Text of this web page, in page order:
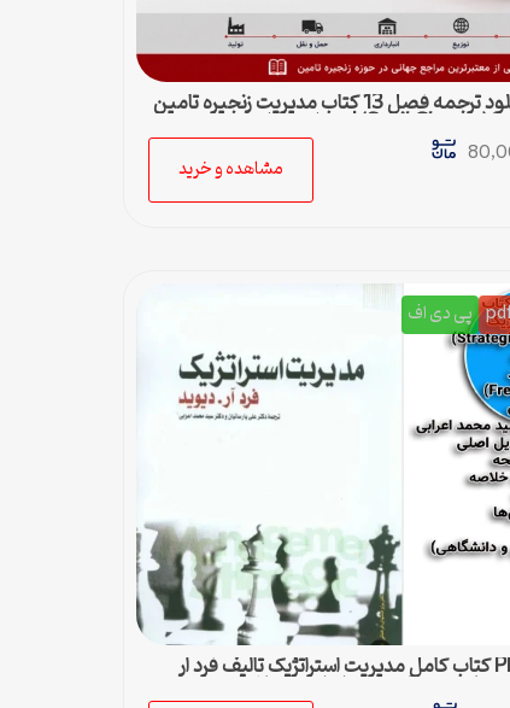
دانلود ترجمه فصل 13 کتاب مدیریت زنجیره تامین
چوپرا (Sunil Chopra) | حمل و نقل در زنجیره
مشاهده و خرید
پی دی اف
PDF کتاب کامل مدیریت استراتژیک تالیف فرد ار
با ترجمه پارسیان و اعرابی + خلاصه